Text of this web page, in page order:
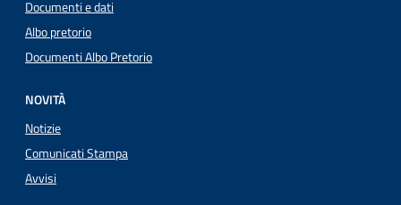
Documenti e dati
Albo pretorio
Documenti Albo Pretorio
NOVITÀ
Notizie
Comunicati Stampa
Avvisi